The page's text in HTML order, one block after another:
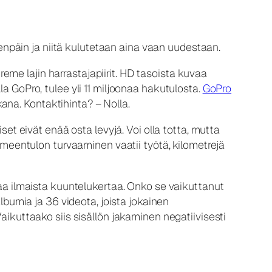
ja niitä kulutetaan aina vaan uudestaan.
lajin harrastajapiirit. HD tasoista kuvaa
tulee yli 11 miljoonaa hakutulosta.GoPro
Kontaktihinta? – Nolla.
eivät enää osta levyjä. Voi olla totta, mutta
turvaaminen vaatii työtä, kilometrejä
ilmaista kuuntelukertaa. Onko se vaikuttanut
ja 36 videota, joista jokainen
siis sisällön jakaminen negatiivisesti